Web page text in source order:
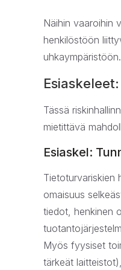
Näihin vaaroihin
henkilöstöön
uhkaympäristöön.
Tässä
mietittävä
Esiaskel:
Tietoturvariskien
omaisuus
tiedot, henkinen
Myös fyysiset
tärkeät